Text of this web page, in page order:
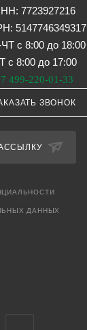
7723927216
5147746349317
с 8:00 до 18:00
с 8:00 до 17:00
499-220-01-33
ЗВОНОК
ДАННЫХ